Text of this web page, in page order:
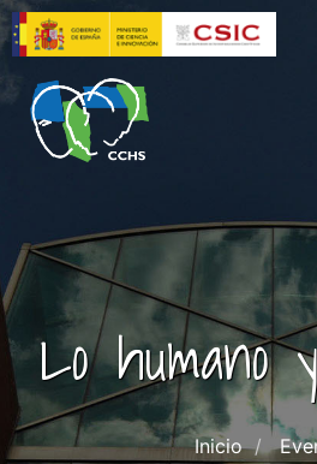
Pasar
al
contenido
principal
Lo humano
Inicio